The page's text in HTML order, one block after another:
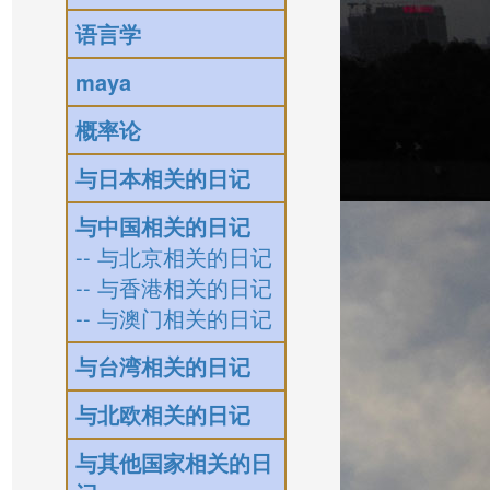
语言学
maya
概率论
与日本相关的日记
与中国相关的日记
-- 与北京相关的日记
-- 与香港相关的日记
-- 与澳门相关的日记
与台湾相关的日记
与北欧相关的日记
与其他国家相关的日